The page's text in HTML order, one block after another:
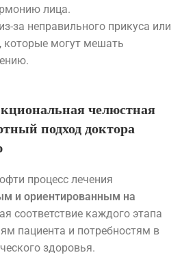
лица.
из-за неправильного прикуса или
которые могут мешать
челюстная
подход доктора
процесс лечения
и ориентированным на
соответствие каждого этапа
пациента и потребностям в
здоровья.